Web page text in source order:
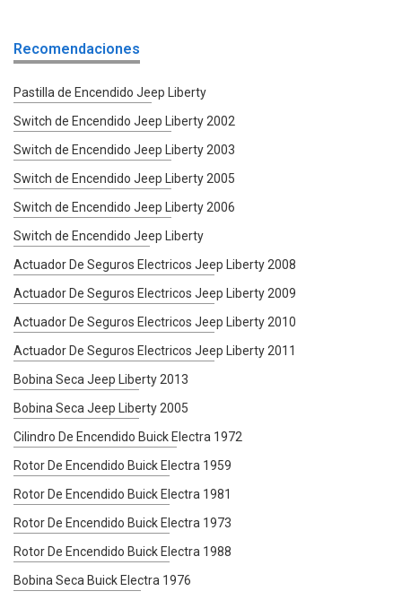
Recomendaciones
Pastilla de Encendido Jeep Liberty
Switch de Encendido Jeep Liberty 2002
Switch de Encendido Jeep Liberty 2003
Switch de Encendido Jeep Liberty 2005
Switch de Encendido Jeep Liberty 2006
Switch de Encendido Jeep Liberty
Actuador De Seguros Electricos Jeep Liberty 2008
Actuador De Seguros Electricos Jeep Liberty 2009
Actuador De Seguros Electricos Jeep Liberty 2010
Actuador De Seguros Electricos Jeep Liberty 2011
Bobina Seca Jeep Liberty 2013
Bobina Seca Jeep Liberty 2005
Cilindro De Encendido Buick Electra 1972
Rotor De Encendido Buick Electra 1959
Rotor De Encendido Buick Electra 1981
Rotor De Encendido Buick Electra 1973
Rotor De Encendido Buick Electra 1988
Bobina Seca Buick Electra 1976